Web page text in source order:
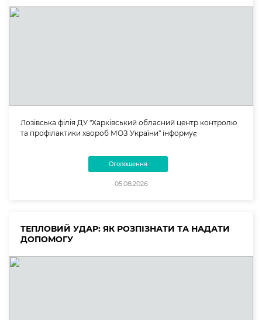
Лозівська філія ДУ "Харківський обласний центр контролю
та профілактики хвороб МОЗ України" інформує
Оголошення
05.08.2026
ТЕПЛОВИЙ УДАР: ЯК РОЗПІЗНАТИ ТА НАДАТИ
ДОПОМОГУ